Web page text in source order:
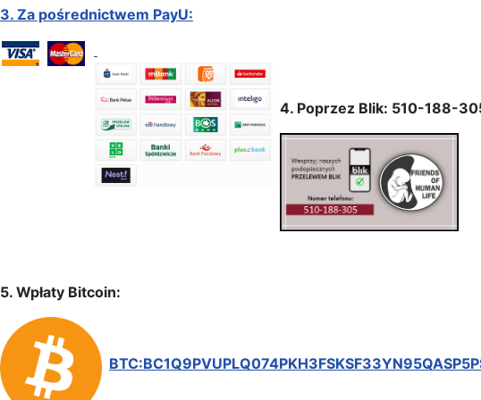
3. Za pośrednictwem PayU:
4. Poprzez Blik: 510-188-
5. Wpłaty Bitcoin: